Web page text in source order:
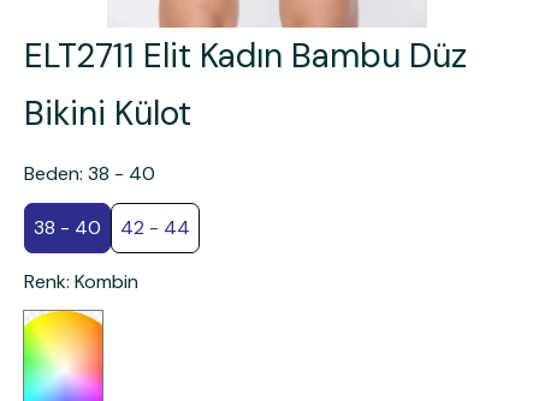
ELT2711 Elit Kadın Bambu Düz
Bikini Külot
Beden: 38 - 40
38 - 40 42 - 44
Renk: Kombin